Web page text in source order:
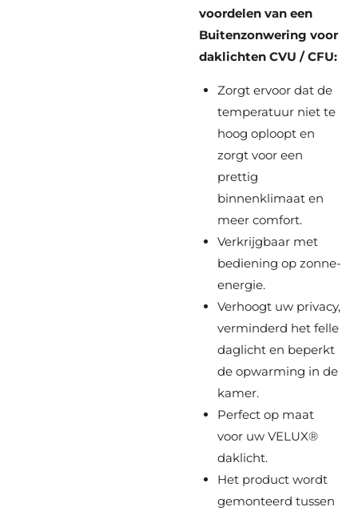
voordelen van een
Buitenzonwering voor
daklichten CVU / CFU:
Zorgt ervoor dat de
temperatuur niet te
hoog oploopt en
zorgt voor een
prettig
binnenklimaat en
meer comfort.
Verkrijgbaar met
bediening op zonne-
energie.
Verhoogt uw privacy,
verminderd het felle
daglicht en beperkt
de opwarming in de
kamer.
Perfect op maat
voor uw VELUX®
daklicht.
Het product wordt
gemonteerd tussen